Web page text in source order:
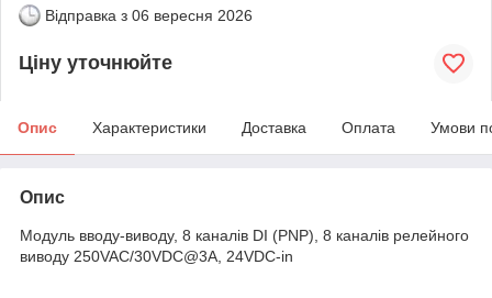
Відправка з 06 вересня 2026
Ціну уточнюйте
Опис Характеристики Доставка Оплата Умови
Опис
Модуль вводу-виводу, 8 каналів DI (PNP), 8 каналів релейного
виводу 250VAC/30VDC@3A, 24VDC-in